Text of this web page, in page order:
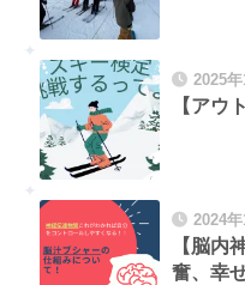
2025年
【アウ
2024年
【脳内
奮、幸